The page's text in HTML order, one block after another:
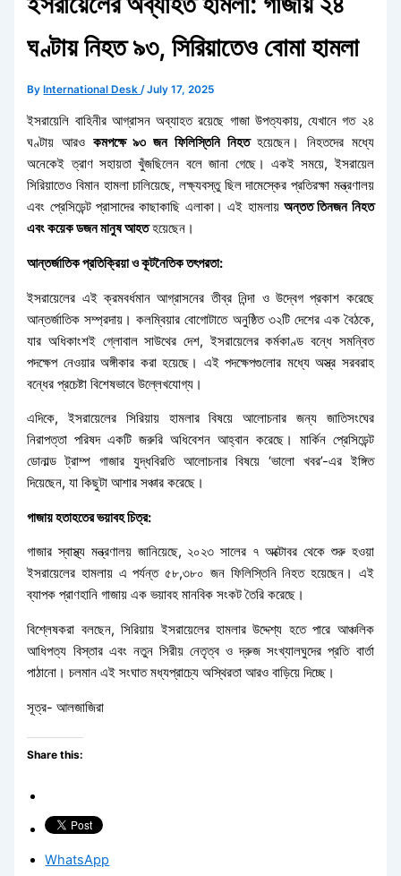
ঘণ্টায় নিহত ৯৩, সিরিয়াতেও বোমা হামলা
ByInternational Desk/July 17, 2025
ইসরায়েলি বাহিনীর আগ্রাসন অব্যাহত রয়েছে গাজা উপত্যকায়, যেখানে গত ২৪
ঘণ্টায় আরও কমপক্ষে ৯৩ জন ফিলিস্তিনি নিহতহয়েছেন। নিহতদের মধ্যে
অনেকেই ত্রাণ সহায়তা খুঁজছিলেন বলে জানা গেছে। একই সময়ে, ইসরায়েল
সিরিয়াতেও বিমান হামলা চালিয়েছে, লক্ষ্যবস্তু ছিল দামেস্কের প্রতিরক্ষা মন্ত্রণালয়
এবং প্রেসিডেন্ট প্রাসাদের কাছাকাছি এলাকা। এই হামলায় অন্তত তিনজন নিহত
এবং কয়েক ডজন মানুষ আহতহয়েছেন।
আন্তর্জাতিক প্রতিক্রিয়া ও কূটনৈতিক তৎপরতা:
ইসরায়েলের এই ক্রমবর্ধমান আগ্রাসনের তীব্র নিন্দা ও উদ্বেগ প্রকাশ করেছে
আন্তর্জাতিক সম্প্রদায়। কলম্বিয়ার বোগোটাতে অনুষ্ঠিত ৩২টি দেশের এক বৈঠকে,
যার অধিকাংশই গ্লোবাল সাউথের দেশ, ইসরায়েলের কর্মকাণ্ড বন্ধে সমন্বিত
পদক্ষেপ নেওয়ার অঙ্গীকার করা হয়েছে। এই পদক্ষেপগুলোর মধ্যে অস্ত্র সরবরাহ
বন্ধের প্রচেষ্টা বিশেষভাবে উল্লেখযোগ্য।
এদিকে, ইসরায়েলের সিরিয়ায় হামলার বিষয়ে আলোচনার জন্য জাতিসংঘের
নিরাপত্তা পরিষদ একটি জরুরি অধিবেশন আহ্বান করেছে। মার্কিন প্রেসিডেন্ট
ডোনাল্ড ট্রাম্প গাজার যুদ্ধবিরতি আলোচনার বিষয়ে ‘ভালো খবর’-এর ইঙ্গিত
দিয়েছেন, যা কিছুটা আশার সঞ্চার করেছে।
গাজায় হতাহতের ভয়াবহ চিত্র:
গাজার স্বাস্থ্য মন্ত্রণালয় জানিয়েছে, ২০২৩ সালের ৭ অক্টোবর থেকে শুরু হওয়া
ইসরায়েলের হামলায় এ পর্যন্ত ৫৮,৩৮০ জন ফিলিস্তিনি নিহত হয়েছেন। এই
ব্যাপক প্রাণহানি গাজায় এক ভয়াবহ মানবিক সংকট তৈরি করেছে।
বিশ্লেষকরা বলছেন, সিরিয়ায় ইসরায়েলের হামলার উদ্দেশ্য হতে পারে আঞ্চলিক
আধিপত্য বিস্তার এবং নতুন সিরীয় নেতৃত্ব ও দ্রুজ সংখ্যালঘুদের প্রতি বার্তা
পাঠানো। চলমান এই সংঘাত মধ্যপ্রাচ্যে অস্থিরতা আরও বাড়িয়ে দিচ্ছে।
সূত্র- আলজাজিরা
Share this:
WhatsApp